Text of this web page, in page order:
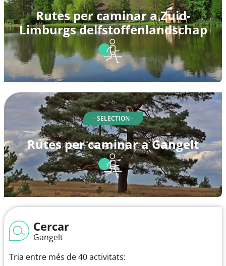
Rutes per caminar a Zuid-
Limburgs delfstoffenlandschap
- SELECTION -
Rutes per caminar a Gangelt
Cercar
Gangelt
Tria entre més de 40 activitats: